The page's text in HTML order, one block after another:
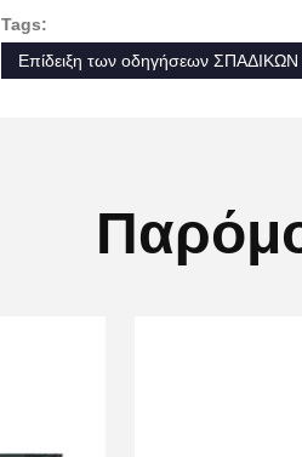
Tags:
Επίδειξη των οδηγήσεων ΣΠΑΔΙΚΩΝ